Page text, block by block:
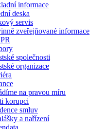
informace
deska
servis
zveřejňované informace
společnosti
organizace
na pravou míru
korupci
smluv
a nařízení